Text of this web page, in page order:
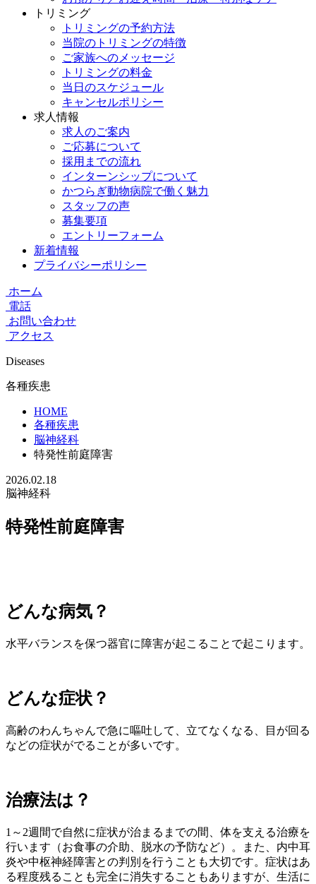
トリミング
トリミングの予約方法
当院のトリミングの特徴
ご家族へのメッセージ
トリミングの料金
当日のスケジュール
キャンセルポリシー
求人情報
求人のご案内
ご応募について
採用までの流れ
インターンシップについて
かつらぎ動物病院で働く魅力
スタッフの声
募集要項
エントリーフォーム
新着情報
プライバシーポリシー
ホーム
電話
お問い合わせ
アクセス
Diseases
各種疾患
HOME
各種疾患
脳神経科
特発性前庭障害
2026.02.18
脳神経科
特発性前庭障害
どんな病気？
水平バランスを保つ器官に障害が起こることで起こります。
どんな症状？
高齢のわんちゃんで急に嘔吐して、立てなくなる、目が回る
などの症状がでることが多いです。
治療法は？
1～2週間で自然に症状が治まるまでの間、体を支える治療を
行います（お食事の介助、脱水の予防など）。また、内中耳
炎や中枢神経障害との判別を行うことも大切です。症状はあ
る程度残ることも完全に消失することもありますが、生活に